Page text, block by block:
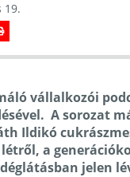
19.
vállalkozói
A sorozat
Ildikó
a
jelen